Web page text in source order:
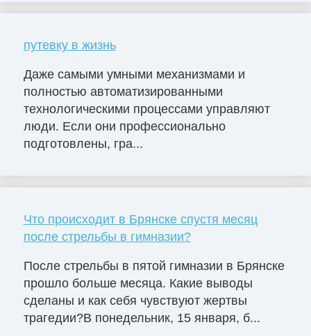
путевку в жизнь
Даже самыми умными механизмами и
полностью автоматизированными
технологическими процессами управляют
люди. Если они профессионально
подготовлены, гра...
Что происходит в Брянске спустя месяц
после стрельбы в гимназии?
После стрельбы в пятой гимназии в Брянске
прошло больше месяца. Какие выводы
сделаны и как себя чувствуют жертвы
трагедии?В понедельник, 15 января, б...